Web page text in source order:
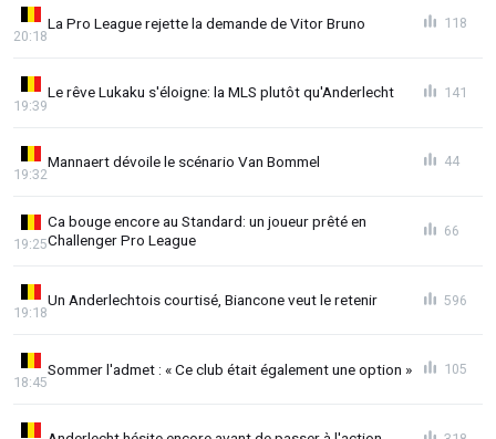
La Pro League rejette la demande de Vitor Bruno
20:18
118
Le rêve Lukaku s'éloigne: la MLS plutôt qu'Anderlecht
19:39
141
Mannaert dévoile le scénario Van Bommel
19:32
44
Ca bouge encore au Standard: un joueur prêté en
Challenger Pro League
19:25
66
Un Anderlechtois courtisé, Biancone veut le retenir
19:18
596
Sommer l'admet : « Ce club était également une option »
18:45
105